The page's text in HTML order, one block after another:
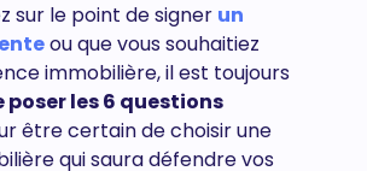
sur le point de signer un
ou que vous souhaitiez
immobilière, il est toujours
poser les 6 questions
être certain de choisir une
qui saura défendre vos